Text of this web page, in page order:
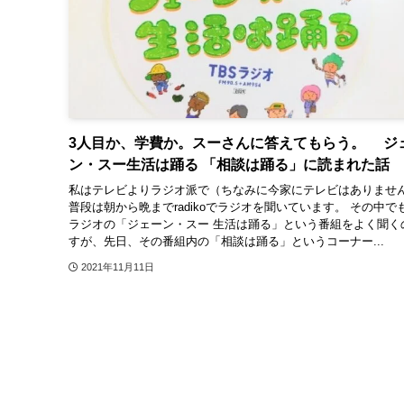
3人目か、学費か。スーさんに答えてもらう。 ジ
ン・スー生活は踊る 「相談は踊る」に読まれた話
私はテレビよりラジオ派で（ちなみに今家にテレビはありませ
普段は朝から晩までradikoでラジオを聞いています。 その中で
ラジオの「ジェーン・スー 生活は踊る」という番組をよく聞く
すが、先日、その番組内の「相談は踊る」というコーナー...
2021年11月11日